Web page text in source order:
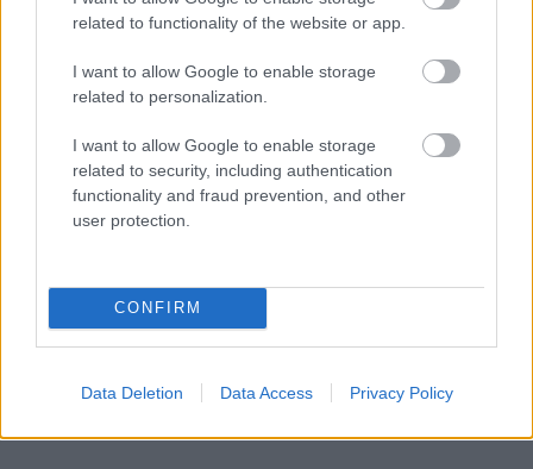
related to functionality of the website or app.
I want to allow Google to enable storage
related to personalization.
I want to allow Google to enable storage
related to security, including authentication
functionality and fraud prevention, and other
user protection.
CONFIRM
Data Deletion Data Access Privacy Policy
Mohlo by vás zaujímať
Dva mosty v Trebišove sú
v havarijnom stave. Čaká
ich oprava spolu za 11,4
a potichu odídeme